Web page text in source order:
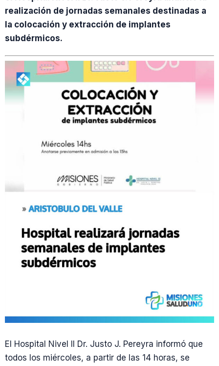
realización de jornadas semanales destinadas a
la colocación y extracción de implantes
subdérmicos.
El Hospital Nivel II Dr. Justo J. Pereyra informó que
todos los miércoles, a partir de las 14 horas, se